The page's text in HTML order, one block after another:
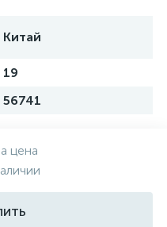
Китай
19
56741
цена